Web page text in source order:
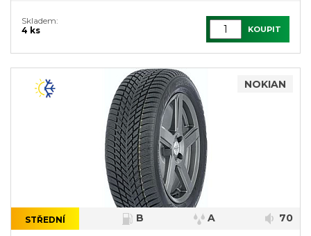
Skladem:
4 ks
KOUPIT
NOKIAN
STŘEDNÍ B A 70